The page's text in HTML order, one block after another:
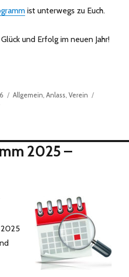
ist unterwegs zu Euch.
und Erfolg im neuen Jahr!
Kategorien
Allgemein,Anlass,Verein
zu
2025 –
2025